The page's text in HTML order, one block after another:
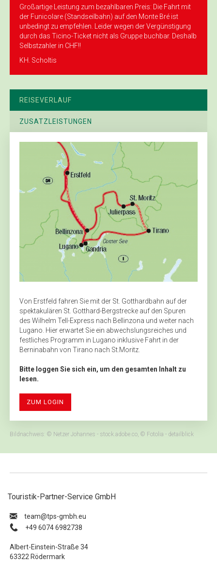
Großartige Leistung zum bezahlbaren Preis: Die Fahrt mit
der Funicolare (Standseilbahn) auf den Monte Bré ist
unbedingt zu empfehlen. Leider wegen der Vergünstigung
durch das Ticino-Ticket nicht als Gruppe buchbar. Deshalb
Selbstzahler in CHF!!
KH. Scholtis
REISEVERLAUF
ZUSATZLEISTUNGEN
Von Erstfeld fahren Sie mit der St. Gotthardbahn auf der
spektakulären St. Gotthard-Bergstrecke auf den Spuren
des Wilhelm Tell-Express nach Bellinzona und weiter nach
Lugano. Hier erwartet Sie ein abwechslungsreiches und
festliches Programm in Lugano inklusive Fahrt in der
Berninabahn von Tirano nach St.Moritz.
Bitte loggen Sie sich ein, um den gesamten Inhalt zu
lesen.
ZUM LOGIN
Bildnachweis: © Netzer Johannes - stock.adobe.co, © Fotolia - detailblick
Touristik-Partner-Service GmbH
ue.hbmg-spt@maet
+49 6074 6982738
Albert-Einstein-Straße 34
63322 Rödermark